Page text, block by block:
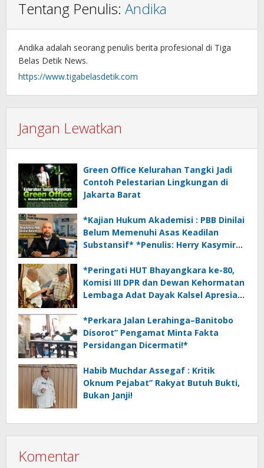
Tentang Penulis: Andika
Andika adalah seorang penulis berita profesional di Tiga
Belas Detik News.
https://www.tigabelasdetik.com
Jangan Lewatkan
Green Office Kelurahan Tangki Jadi
Contoh Pelestarian Lingkungan di
Jakarta Barat
*Kajian Hukum Akademisi : PBB Dinilai
Belum Memenuhi Asas Keadilan
Substansif* *Penulis: Herry Kasymir
*Peringati HUT Bhayangkara ke-80,
Komisi III DPR dan Dewan Kehormatan
Lembaga Adat Dayak Kalsel Apresiasi
*Perkara Jalan Lerahinga–Banitobo
Disorot” Pengamat Minta Fakta
Persidangan Dicermati!*
Habib Muchdar Assegaf : Kritik
Oknum Pejabat” Rakyat Butuh Bukti,
Bukan Janji!
Komentar